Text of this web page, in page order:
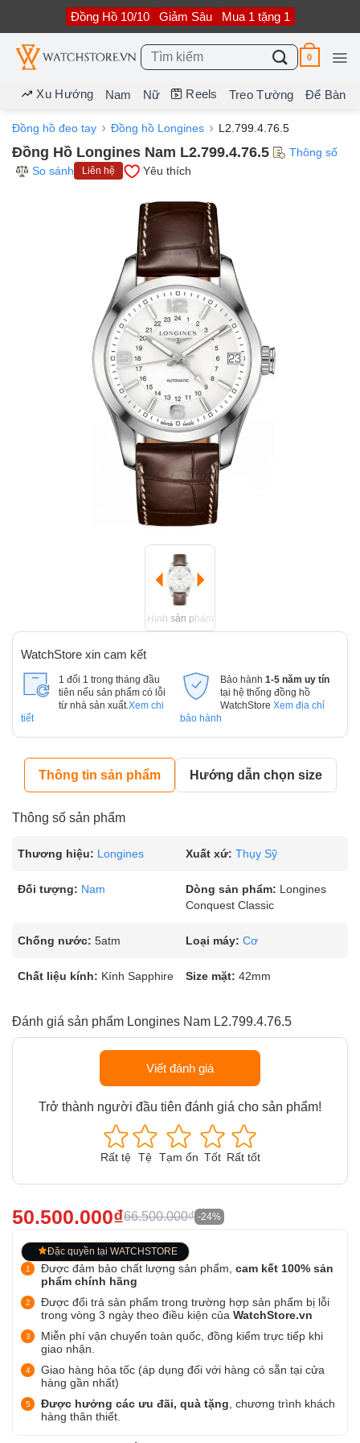
nội
dung
Đồng Hồ 10/10 Giảm Sâu Mua 1 tặng 1
Tìm
kiếm:
0
Xu Hướng Nam Nữ Reels Treo Tường Để Bàn
Đồng hồ đeo tay Đồng hồ Longines L2.799.4.76.5
Đồng Hồ Longines Nam L2.799.4.76.5
Thông số
So sánh
Liên hệ Yêu thích
Hình sản phẩm
WatchStore xin cam kết
1 đổi 1 trong tháng đầu
tiên nếu sản phẩm có lỗi
từ nhà sản xuất. Xem chi
tiết
Bảo hành 1-5 năm uy tín
tại hệ thống đồng hồ
WatchStore Xem địa chỉ
bảo hành
Thông tin sản phẩm Hướng dẫn chọn size
Thông số sản phẩm
Thương hiệu: Longines Xuất xứ: Thụy Sỹ
Đối tượng: Nam Dòng sản phẩm: Longines
Conquest Classic
Chống nước: 5atm Loại máy: Cơ
Chất liệu kính: Kính Sapphire Size mặt: 42mm
Đánh giá sản phẩm Longines Nam L2.799.4.76.5
Viết đánh giá
Trở thành người đầu tiên đánh giá cho sản phẩm!
Rất tệ Tệ Tạm ổn Tốt Rất tốt
50.500.000₫66.500.000₫ -24%
Đặc quyền tại WATCHSTORE
Được đảm bảo chất lượng sản phẩm, cam kết 100% sản
phẩm chính hãng
Được đổi trả sản phẩm trong trường hợp sản phẩm bị lỗi
trong vòng 3 ngày theo điều kiện của WatchStore.vn
Miễn phí vận chuyển toàn quốc, đồng kiểm trực tiếp khi
giao nhận.
Giao hàng hỏa tốc (áp dụng đối với hàng có sẵn tại cửa
hàng gần nhất)
Được hưởng các ưu đãi, quà tặng , chương trình khách
hàng thân thiết.